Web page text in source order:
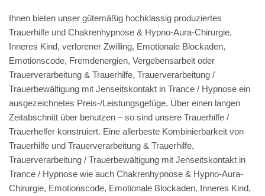
Ihnen bieten unser gütemäßig hochklassig produziertes
Trauerhilfe und Chakrenhypnose & Hypno-Aura-Chirurgie,
Inneres Kind, verlorener Zwilling, Emotionale Blockaden,
Emotionscode, Fremdenergien, Vergebensarbeit oder
Trauerverarbeitung & Trauerhilfe, Trauerverarbeitung /
Trauerbewältigung mit Jenseitskontakt in Trance / Hypnose ein
ausgezeichnetes Preis-/Leistungsgefüge. Über einen langen
Zeitabschnitt über benutzen – so sind unsere Trauerhilfe /
Trauerhelfer konstruiert. Eine allerbeste Kombinierbarkeit von
Trauerhilfe und Trauerverarbeitung & Trauerhilfe,
Trauerverarbeitung / Trauerbewältigung mit Jenseitskontakt in
Trance / Hypnose wie auch Chakrenhypnose & Hypno-Aura-
Chirurgie, Emotionscode, Emotionale Blockaden, Inneres Kind,